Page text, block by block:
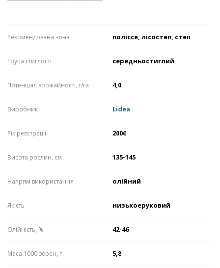
Рекомендована зона полісся, лісостеп, степ
Група стиглості середньостиглий
Потенціал врожайності, т/га 4,0
Виробник Lidea
Рік реєстрації 2006
Висота рослин, см 135-145
Напрям використання олійний
Якість низькоеруковий
Олійність, % 42-46
Маса 1000 зерен, г 5,8